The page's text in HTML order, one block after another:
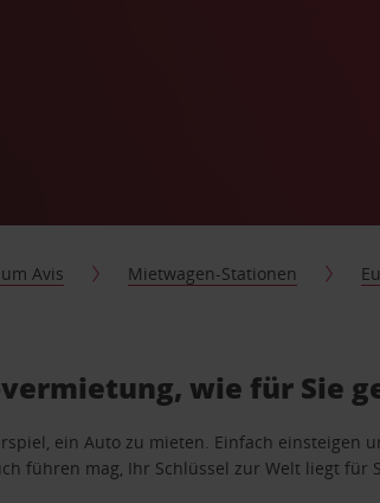
Avis Mietwagen-Stationen
wie für Sie
ein Auto zu mieten. Einfach einsteigen
führen mag, Ihr Schlüssel zur Welt liegt für